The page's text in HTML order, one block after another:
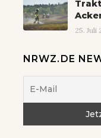
25. Juli
NRWZ.DE